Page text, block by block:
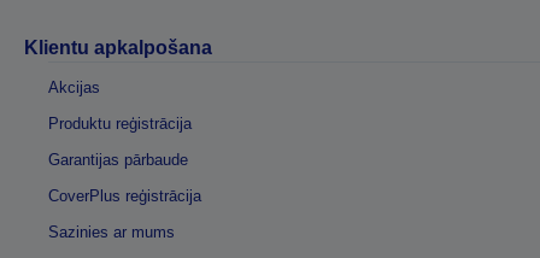
Klientu apkalpošana
Akcijas
Produktu reģistrācija
Garantijas pārbaude
CoverPlus reģistrācija
Sazinies ar mums